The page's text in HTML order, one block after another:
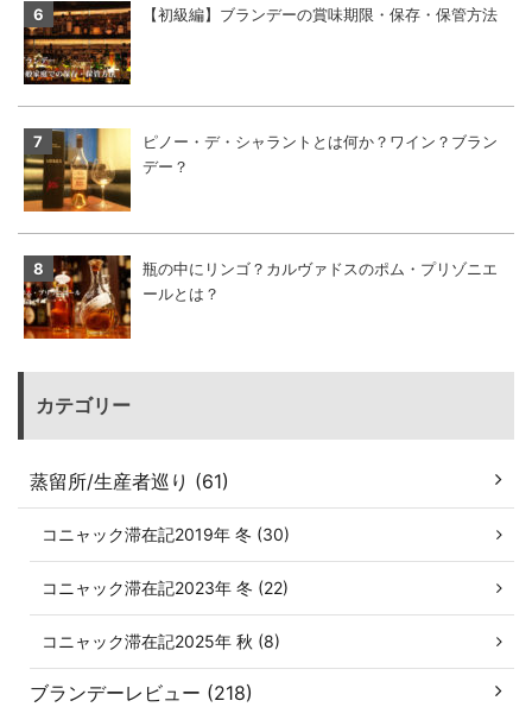
【初級編】ブランデーの賞味期限・保存・保管方法
ピノー・デ・シャラントとは何か？ワイン？ブラン
デー？
瓶の中にリンゴ？カルヴァドスのポム・プリゾニエ
ールとは？
カテゴリー
蒸留所/生産者巡り (61)
コニャック滞在記2019年 冬 (30)
コニャック滞在記2023年 冬 (22)
コニャック滞在記2025年 秋 (8)
ブランデーレビュー (218)